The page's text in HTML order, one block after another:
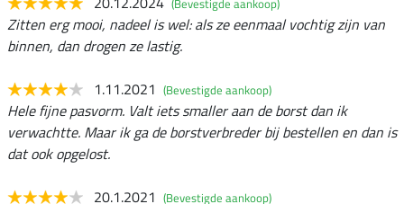
(Bevestigde aankoop)
Zitten erg mooi, nadeel is wel: als ze eenmaal vochtig zijn van
binnen, dan drogen ze lastig.
1.11.2021 (Bevestigde aankoop)
Hele fijne pasvorm. Valt iets smaller aan de borst dan ik
verwachtte. Maar ik ga de borstverbreder bij bestellen en dan is
dat ook opgelost.
20.1.2021 (Bevestigde aankoop)